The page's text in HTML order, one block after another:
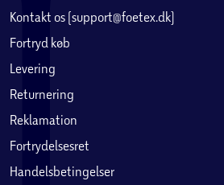
Kontakt os (support@foetex.dk)
Fortryd køb
Levering
Returnering
Reklamation
Fortrydelsesret
Handelsbetingelser